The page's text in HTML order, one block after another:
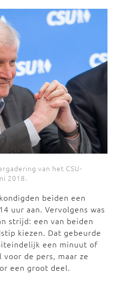
van het CSU-
2018.
beiden een
uur aan. Vervolgens was
strijd: een van beiden
kiezen. Dat gebeurde
een minuut of
de pers, maar ze
een groot deel.